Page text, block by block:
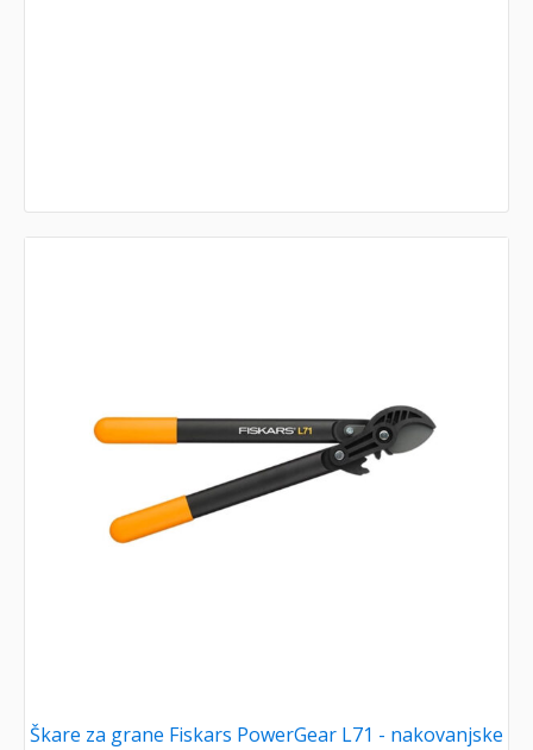
Škare za grane Fiskars PowerGear L71 - nakovanjske